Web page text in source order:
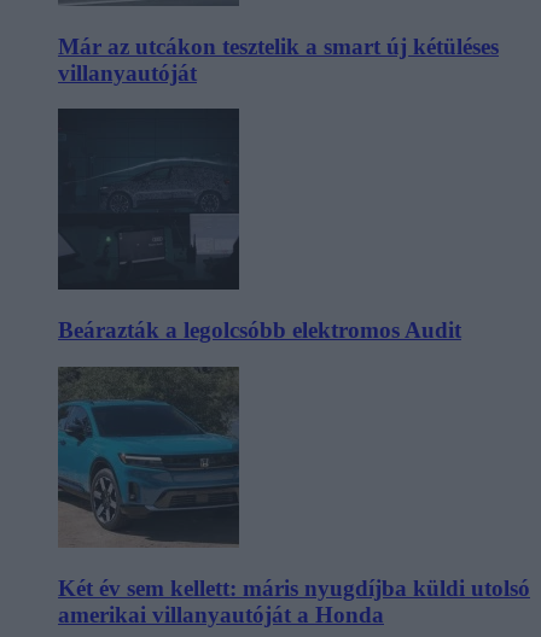
Már az utcákon tesztelik a smart új kétüléses
villanyautóját
Beárazták a legolcsóbb elektromos Audit
Két év sem kellett: máris nyugdíjba küldi utolsó
amerikai villanyautóját a Honda